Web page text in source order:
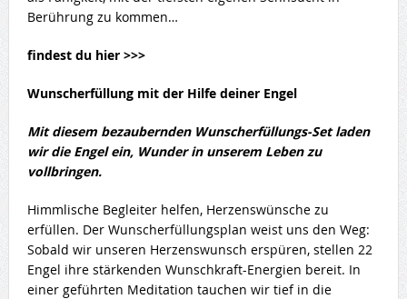
Berührung zu kommen…
findest du hier >>>
Wunscherfüllung mit der Hilfe deiner Engel
Mit diesem bezaubernden Wunscherfüllungs-Set laden
wir die Engel ein, Wunder in unserem Leben zu
vollbringen.
Himmlische Begleiter helfen, Herzenswünsche zu
erfüllen. Der Wunscherfüllungsplan weist uns den Weg:
Sobald wir unseren Herzenswunsch erspüren, stellen 22
Engel ihre stärkenden Wunschkraft-Energien bereit. In
einer geführten Meditation tauchen wir tief in die